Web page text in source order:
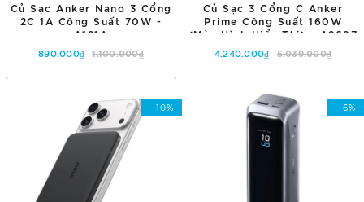
Củ Sạc Anker Nano 3 Cổng
2C 1A Công Suất 70W -
A121A
890.000₫ 1.100.000₫
Củ Sạc 3 Cổng C Anker
Prime Công Suất 160W
(Màn Hình Hiển Thị) - A2687
4.240.000₫ 5.039.000₫
- 10% - 6%